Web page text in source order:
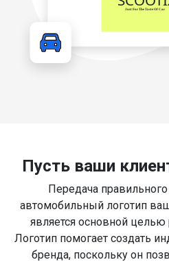
Пусть ваши
Передача
автомобильный логотип
является основной целью
Логотип помогает создать
бренда, поскольку он